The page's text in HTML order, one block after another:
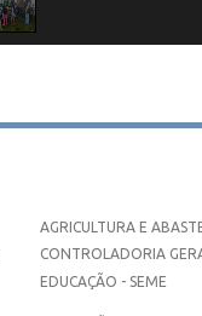
AGRICULTURA E
CONTROLADORIA
EDUCAÇÃO - SEME